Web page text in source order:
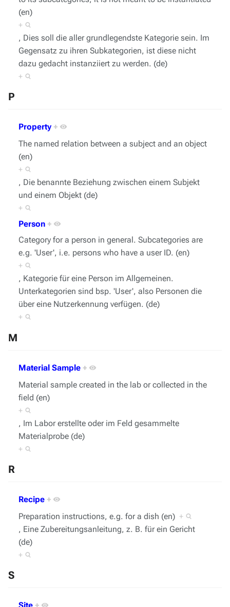
(en)
+
, Dies soll die aller grundlegendste Kategorie sein. Im
Gegensatz zu ihren Subkategorien, ist diese nicht
dazu gedacht instanziiert zu werden. (de)
+
P
Property +
The named relation between a subject and an object
(en)
+
, Die benannte Beziehung zwischen einem Subjekt
und einem Objekt (de)
+
Person +
Category for a person in general. Subcategories are
e.g. 'User', i.e. persons who have a user ID. (en)
+
, Kategorie für eine Person im Allgemeinen.
Unterkategorien sind bsp. 'User', also Personen die
über eine Nutzerkennung verfügen. (de)
+
M
Material Sample +
Material sample created in the lab or collected in the
field (en)
+
, Im Labor erstellte oder im Feld gesammelte
Materialprobe (de)
+
R
Recipe +
Preparation instructions, e.g. for a dish (en) +
, Eine Zubereitungsanleitung, z. B. für ein Gericht
(de)
+
S
Site +